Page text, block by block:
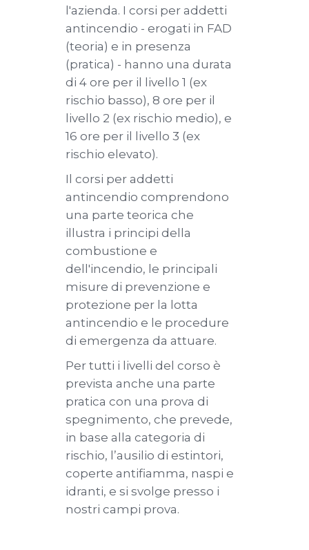
l'azienda. I corsi per addetti
antincendio - erogati in FAD
(teoria) e in presenza
(pratica) - hanno una durata
di 4 ore per il livello 1 (ex
rischio basso), 8 ore per il
livello 2 (ex rischio medio), e
16 ore per il livello 3 (ex
rischio elevato).
Il corsi per addetti
antincendio comprendono
una parte teorica che
illustra i principi della
combustione e
dell'incendio, le principali
misure di prevenzione e
protezione per la lotta
antincendio e le procedure
di emergenza da attuare.
Per tutti i livelli del corso è
prevista anche una parte
pratica con una prova di
spegnimento, che prevede,
in base alla categoria di
rischio, l’ausilio di estintori,
coperte antifiamma, naspi e
idranti, e si svolge presso i
nostri campi prova.